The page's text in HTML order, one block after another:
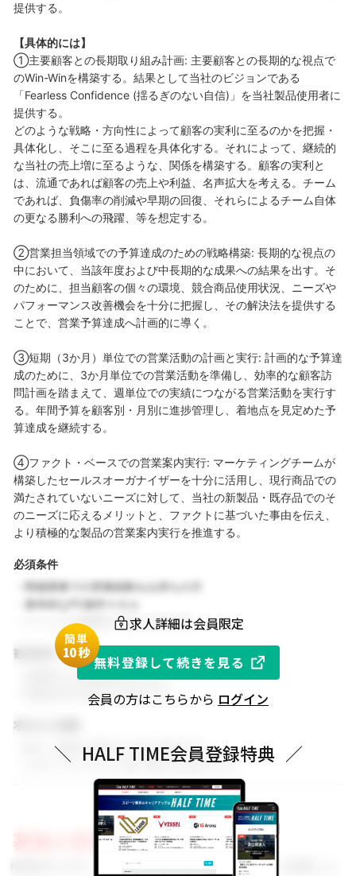
提供する。
【具体的には】
①主要顧客との長期取り組み計画: 主要顧客との長期的な視点で
のWin-Winを構築する。結果として当社のビジョンである
「Fearless Confidence (揺るぎのない自信)」を当社製品使用者に
提供する。
どのような戦略・方向性によって顧客の実利に至るのかを把握・
具体化し、そこに至る過程を具体化する。それによって、継続的
な当社の売上増に至るような、関係を構築する。顧客の実利と
は、流通であれば顧客の売上や利益、名声拡大を考える。チーム
であれば、負傷率の削減や早期の回復、それらによるチーム自体
の更なる勝利への飛躍、等を想定する。
②営業担当領域での予算達成のための戦略構築: 長期的な視点の
中において、当該年度および中長期的な成果への結果を出す。そ
のために、担当顧客の個々の環境、競合商品使用状況、ニーズや
パフォーマンス改善機会を十分に把握し、その解決法を提供する
ことで、営業予算達成へ計画的に導く。
③短期（3か月）単位での営業活動の計画と実行: 計画的な予算達
成のために、3か月単位での営業活動を準備し、効率的な顧客訪
問計画を踏まえて、週単位での実績につながる営業活動を実行す
る。年間予算を顧客別・月別に進捗管理し、着地点を見定めた予
算達成を継続する。
④ファクト・ベースでの営業案内実行: マーケティングチームが
構築したセールスオーガナイザーを十分に活用し、現行商品での
満たされていないニーズに対して、当社の新製品・既存品でのそ
のニーズに応えるメリットと、ファクトに基づいた事由を伝え、
より積極的な製品の営業案内実行を推進する。
必須条件
・関連業務での実務経験をお持ちの方
・基本的なPC操作スキル
・チームでの協働を大切にできる方
歓迎条件
・同業界での就業経験がある方
・関連分野の知見をお持ちの方
求める人物像
・新しい挑戦に前向きに取り組める方
・スポーツビジネスに強い関心をお持ちの方
募集の背景
事業拡大に伴い、組織体制を強化するためのメンバーを募集しま
求人詳細は会員限定
簡単
10秒
無料登録して続きを見る
会員の方はこちらから ログイン
＼ HALF TIME会員登録特典 ／